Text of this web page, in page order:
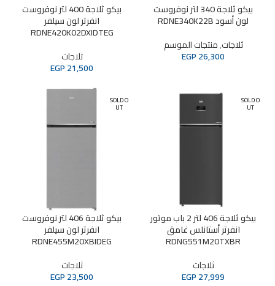
بيكو ثلاجة 340 لتر نوفروست
لون أسود RDNE340K22B
ثلاجات,منتجات الموسم
EGP26,300
بيكو ثلاجة 400 لتر نوفروست
انفرتر لون سيلفر
RDNE420K02DXIDTEG
ثلاجات
EGP21,500
SOLD O
UT
بيكو ثلاجة 406 لتر 2 باب موتور
انفرتر أستانلس غامق
RDNG551M20TXBR
ثلاجات
EGP27,999
SOLD O
UT
بيكو ثلاجة 406 لتر نوفروست
انفرتر لون سيلفر
RDNE455M20XBIDEG
ثلاجات
EGP23,500